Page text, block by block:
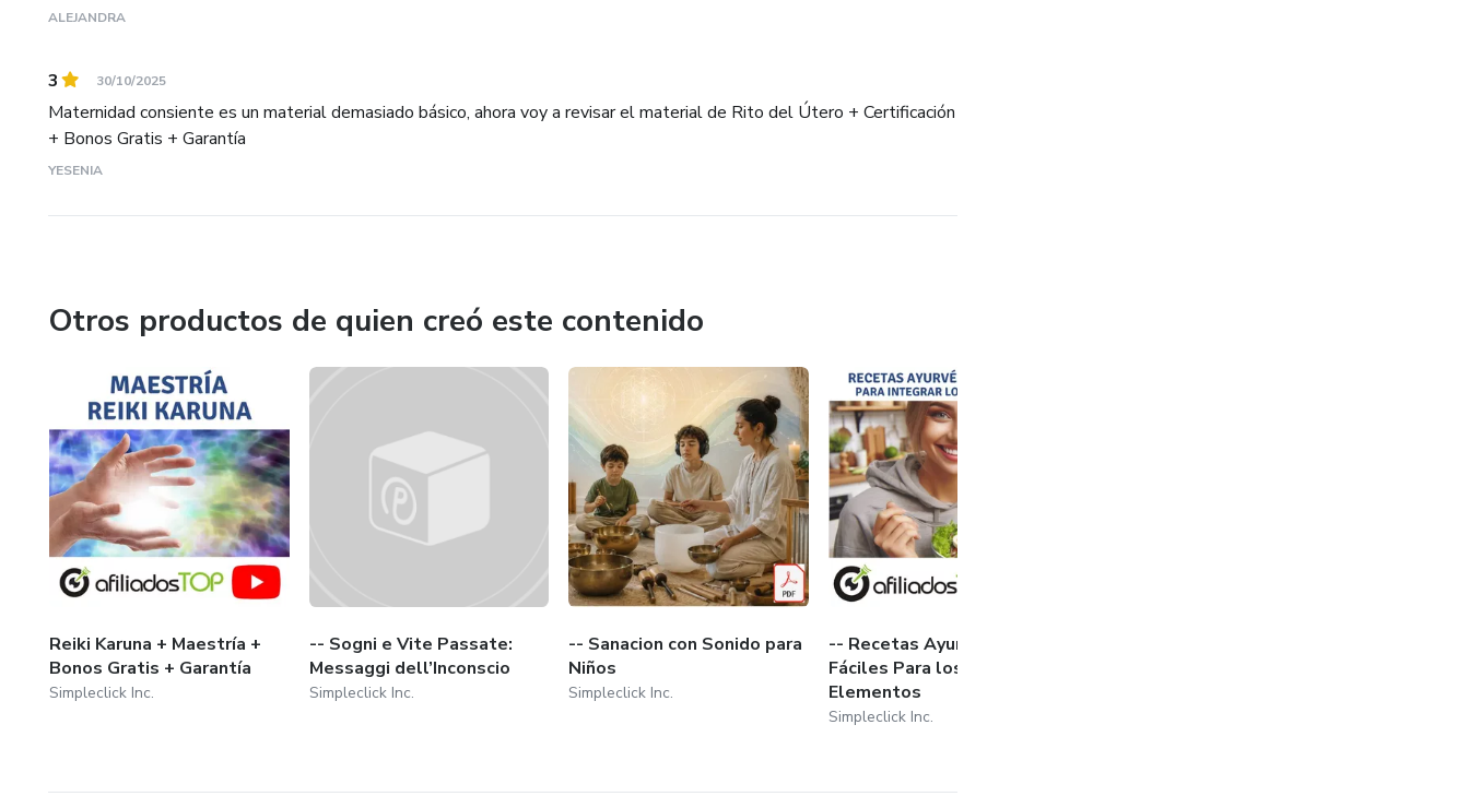
ALEJANDRA
3 30/10/2025
Maternidad consiente es un material demasiado básico, ahora voy a revisar el material de Rito del Útero + Certificación
+ Bonos Gratis + Garantía
YESENIA
Otros productos de quien creó este contenido
Reiki Karuna + Maestría +
Bonos Gratis + Garantía
Simpleclick Inc.
-- Sogni e Vite Passate:
Messaggi dell’Inconscio
Simpleclick Inc.
-- Sanacion con Sonido para
Niños
Simpleclick Inc.
-- Recetas Ayurvédicas
Fáciles Para los 5
Elementos
Simpleclick Inc.